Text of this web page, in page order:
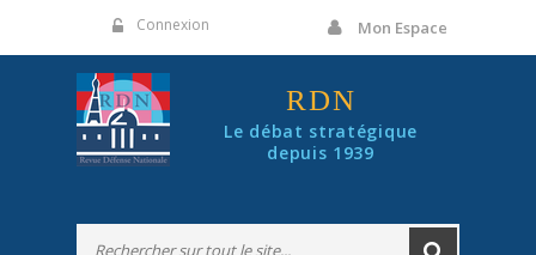
Connexion Mon Espace
RDN
Le débat stratégique
depuis 1939